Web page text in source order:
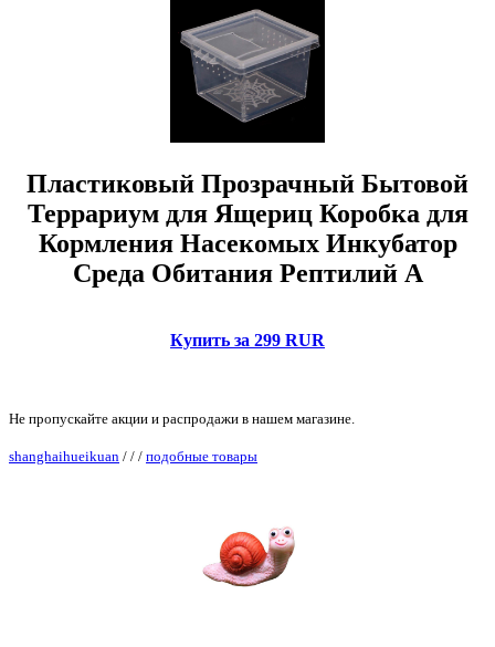
Пластиковый Прозрачный Бытовой
Террариум для Ящериц Коробка для
Кормления Насекомых Инкубатор
Среда Обитания Рептилий A
Купить за 299 RUR
Не пропускайте акции и распродажи в нашем магазине.
shanghaihueikuan / / / подобные товары